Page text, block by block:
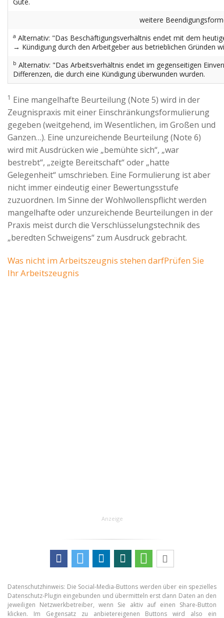
weitere
a Alternativ: "Das Beschäftigungsverhältnis endet mit dem
→ Kündigung durch den Arbeitgeber aus betrieblichen Gründen
b Alternativ: "Das Arbeitsverhältnis endet im gegenseitigen
Differenzen, die durch eine Kündigung überwunden wurden.
1 Eine mangelhafte Beurteilung (Note 5) wird in der
Zeugnispraxis mit einer Einschränkungsformulierung
gegeben (weitgehend, im Wesentlichen, im Großen und
Ganzen…). Eine unzureichende Beurteilung (Note 6)
wird mit Ausdrücken wie „bemühte sich“, „war
bestrebt“, „zeigte Bereitschaft“ oder „hatte
Gelegenheit“ umschrieben. Eine Formulierung ist aber
nicht immer eindeutig einer Bewertungsstufe
zuzuordnen. Im Sinne der Wohlwollenspflicht werden
mangelhafte oder unzureichende Beurteilungen in der
Praxis meist durch die Verschlüsselungstechnik des
„beredten Schweigens“ zum Ausdruck gebracht.
Was nicht im Arbeitszeugnis stehen darfPrüfen Sie
Ihr Arbeitszeugnis
Anzeige
Datenschutzhinweis: Die Social-Media-Buttons werden über ein spezielles
Datenschutz-Plugin eingebunden und übermitteln erst dann Daten an den
jeweiligen Netzwerkbetreiber, wenn Sie aktiv auf einen Share-Button
klicken. Im Gegensatz zu anbietereigenen Buttons wird also ein